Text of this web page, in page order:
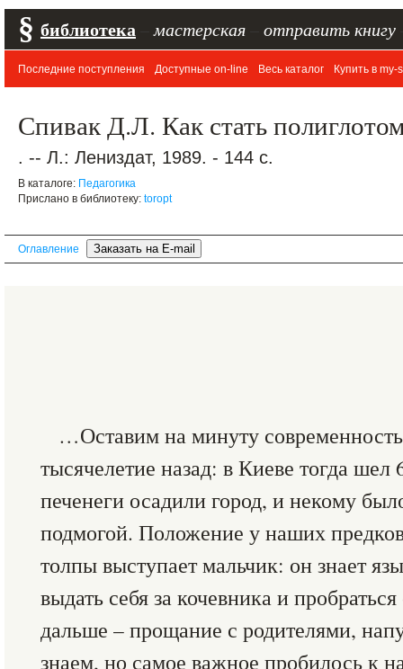
§ библиотека мастерская отправить книгу
Последние поступления Доступные on-line Весь каталог Купить в my-
Спивак Д.Л. Как стать
. -- Л.: Лениздат, 1989. - 144 с.
В каталоге: Педагогика
Прислано в библиотеку: toropt
Оглавление
…Оставим на минуту
тысячелетие назад: в Киеве тогда шел
печенеги осадили город, и некому
подмогой. Положение у наших
толпы выступает мальчик: он знает
выдать себя за кочевника и
дальше – прощание с родителями,
знаем, но самое важное пробилось к